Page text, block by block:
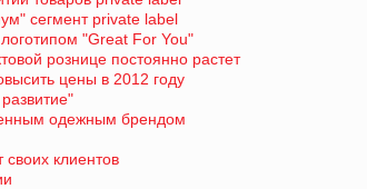
сегмент private label
"Great For You"
рознице постоянно растет
цены в 2012 году
одежным брендом
клиентов